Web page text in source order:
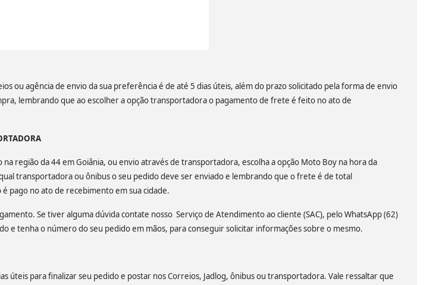
ou agência de envio da sua preferência é de até 5 dias úteis, além do prazo solicitado pela forma de envio
lembrando que ao escolher a opção transportadora o pagamento de frete é feito no ato de
região da 44 em Goiânia, ou envio através de transportadora, escolha a opção Moto Boy na hora da
transportadora ou ônibus o seu pedido deve ser enviado e lembrando que o frete é de total
pago no ato de recebimento em sua cidade.
Se tiver alguma dúvida contate nosso Serviço de Atendimento ao cliente (SAC), pelo WhatsApp (62)
e tenha o número do seu pedido em mãos, para conseguir solicitar informações sobre o mesmo.
úteis para finalizar seu pedido e postar nos Correios, Jadlog, ônibus ou transportadora. Vale ressaltar que